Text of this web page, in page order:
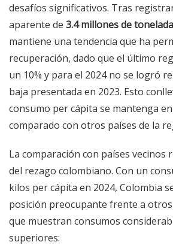
desafíos significativos. Tras
aparente de 3.4 millones de
mantiene una tendencia que ha
recuperación, dado que el último
un 10% y para el 2024 no se logró
baja presentada en 2023. Esto
consumo per cápita se mantenga
comparado con otros países de la
La comparación con países vecinos
del rezago colombiano. Con un
kilos per cápita en 2024, Colombia
posición preocupante frente a
que muestran consumos
superiores: